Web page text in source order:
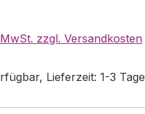
zzgl. Versandkosten
Lieferzeit: 1-3 Tage